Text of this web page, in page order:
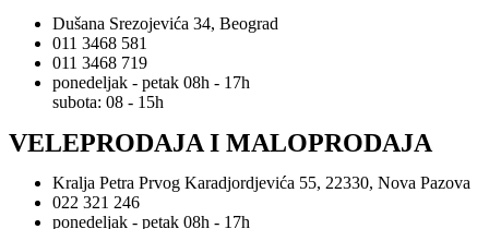
Dušana Srezojevića 34, Beograd
011 3468 581
011 3468 719
ponedeljak - petak 08h - 17h
subota: 08 - 15h
VELEPRODAJA I MALOPRODAJA
Kralja Petra Prvog Karadjordjevića 55, 22330, Nova Pazova
022 321 246
ponedeljak - petak 08h - 17h